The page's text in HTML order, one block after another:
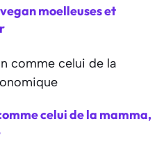
moelleuses et
celui de la mamma,